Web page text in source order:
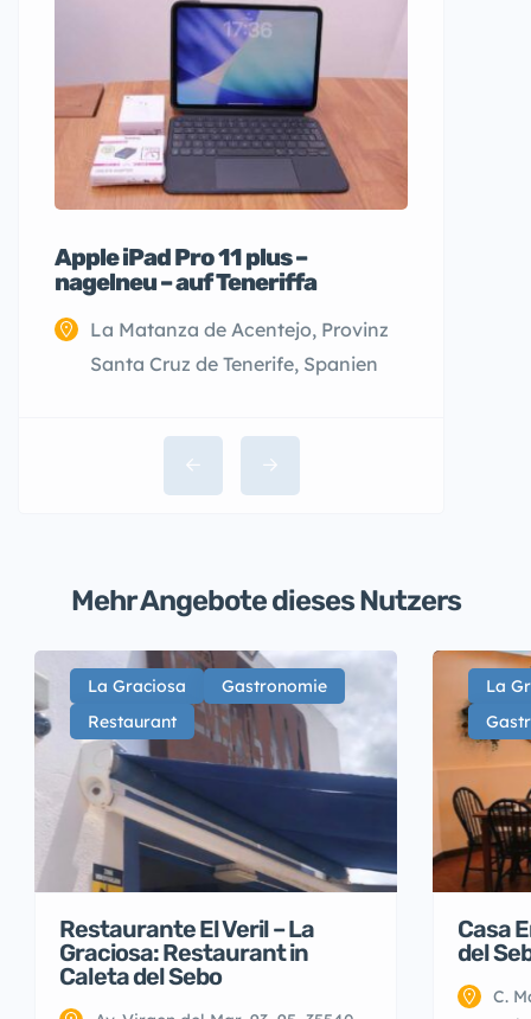
Apple iPad Pro 11 plus –
nagelneu – auf Teneriffa
La Matanza de Acentejo, Provinz
Santa Cruz de Tenerife, Spanien
Mehr Angebote dieses Nutzers
La Graciosa
Gastronomie
Restaurant
Restaurante El Veril – La
Graciosa: Restaurant in
Caleta del Sebo
La
Casa
del
C.